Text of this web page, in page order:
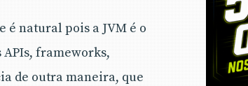
é natural pois a JVM é o
APIs, frameworks,
de outra maneira, que